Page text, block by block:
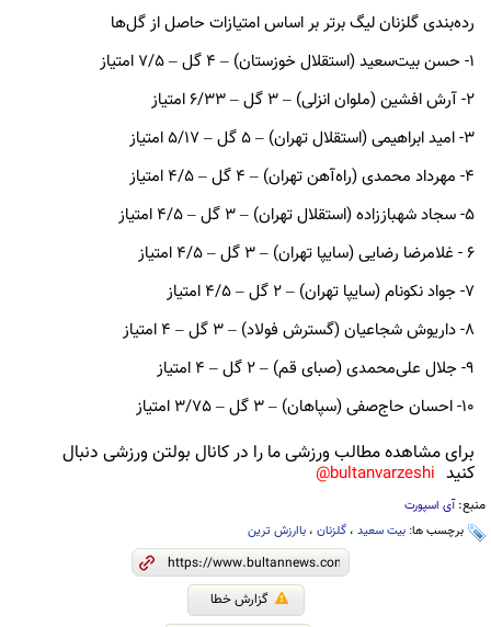
رده‌بندی گلزنان لیگ برتر بر اساس امتیازات حاصل از گل‌ها
1- حسن بیت‌سعید (استقلال خوزستان)
–
–
2- آرش افشین (ملوان انزلی)
–
–
3- امید ابراهیمی (استقلال تهران)
–
–
4- مهرداد محمدی (راه‌آهن تهران)
–
–
5- سجاد شهباززاده (استقلال تهران)
–
–
6 - غلامرضا رضایی (سایپا تهران)
–
–
7- جواد نکونام (سایپا تهران)
–
–
8- داریوش شجاعیان (گسترش فولاد)
–
–
9- جلال علی‌محمدی (صبای قم)
–
–
10- احسان حاج‌صفی (سپاهان)
–
–
برای مشاهده مطالب ورزشی ما را در کانال بولتن ورزشی دنبال
کنید bultanvarzeshi@
منبع:آی اسپورت
برچسب ها: بیت سعید ، گلزنان ، باارزش ترین
گزارش خطا